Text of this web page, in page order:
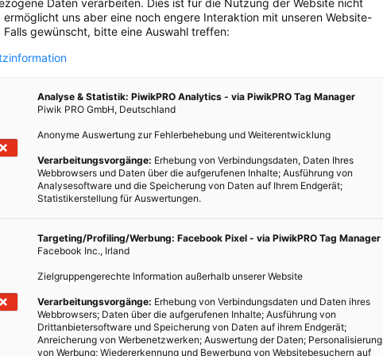
Frage ist die Konsumentenberatung von Greenpeace,
wurde, wie fair, umweltfreundlich und tiergerecht die
38 Produkten sind nur vier „grün“. In vielen Pralinen
gefunden, auch die Verpackung spielte eine Rolle.
können Siehier nachlesen.
Gewinnen Sie mit etwas Glück ein romantisches Dinner für
geht’s zum Gewinnspiel!
TWEET
ermöglicht uns aber eine noch engere Interaktion mit unseren Website-
Falls gewünscht, bitte eine Auswahl treffen:
Analyse & Statistik: PiwikPRO Analytics - via PiwikPRO Tag Manager
Piwik PRO GmbH, Deutschland
Anonyme Auswertung zur Fehlerbehebung und Weiterentwicklung
Verarbeitungsvorgänge: Erhebung von Verbindungsdaten, Daten Ihres
Webbrowsers und Daten über die aufgerufenen Inhalte; Ausführung von
Analysesoftware und die Speicherung von Daten auf Ihrem Endgerät;
Statistikerstellung für Auswertungen.
Targeting/Profiling/Werbung: Facebook Pixel - via PiwikPRO Tag Manager
Facebook Inc., Irland
Zielgruppengerechte Information außerhalb unserer Website
Verarbeitungsvorgänge: Erhebung von Verbindungsdaten und Daten ihres
Webbrowsers; Daten über die aufgerufenen Inhalte; Ausführung von
Drittanbietersoftware und Speicherung von Daten auf ihrem Endgerät;
Anreicherung von Werbenetzwerken; Auswertung der Daten; Personalisierung
von Werbung; Wiedererkennung und Bewerbung von Websitebesuchern auf